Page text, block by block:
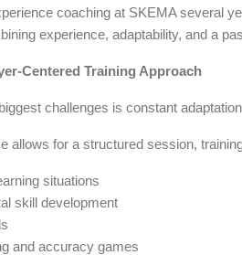
coaching at SKEMA several
experience, adaptability, and a
Centered Training Approach
challenges is constant
allows for a structured session,
situations
skill development
and accuracy games